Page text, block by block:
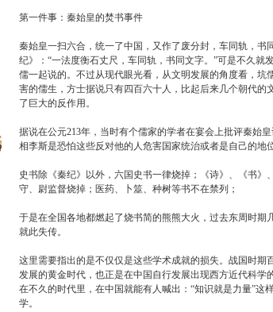
第一件事：秦始皇的焚书事件
秦始皇一扫六合，统一了中国，又作了废分封，车同轨，
纪》：“一法度衡石丈尺，车同轨，书同文字。”可是不久就
儒一起说的。不过从现代眼光看，从文明发展的角度看，
害的儒生，方士据说只有四百六十人，比起后来几个朝代的
了巨大的反作用。
据说在公元213年，当时有个儒家的学者在宴会上批评秦始
相李斯是恐怕这些反对他的人危害国家统治或者是自己的地
史书除《秦纪》以外，六国史书一律烧掉；《诗》、《书
守、尉监督烧掉；医药、卜筮、种树等书不在禁列；
于是在全国各地都燃起了烧书简的熊熊大火，过去东周时
就此失传。
这里需要指出的是不仅仅是这些学术成就的损失。战国时
发展的黄金时代，也正是在中国自行发展出现西方近代科
在不久的时代里，在中国就能有人喊出：“知识就是力量”
学。